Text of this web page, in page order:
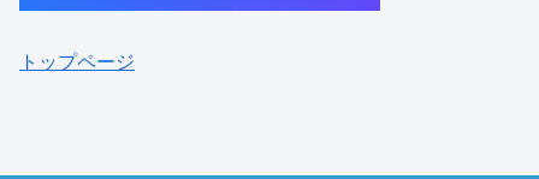
トップページ